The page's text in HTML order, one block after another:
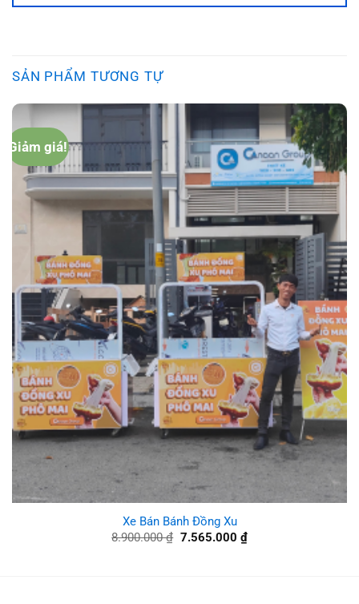
SẢN PHẨM TƯƠNG TỰ
Giảm giá!
Xe Bán Bánh Đồng Xu
8.900.000₫ Giá
7.565.000 ₫Giá
hiện